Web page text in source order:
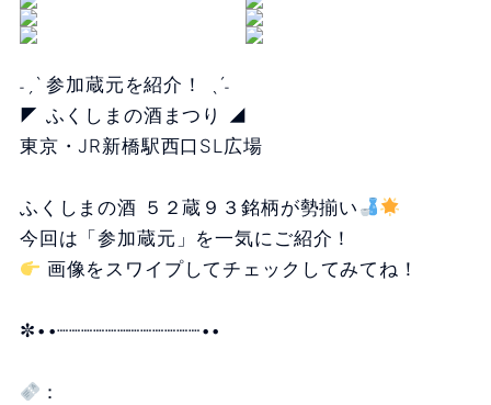
˗ˏˋ 参加蔵元を紹介！ ˎˊ˗
◤ ふくしまの酒まつり ◢
東京・JR新橋駅西口SL広場
ふくしまの酒 ５２蔵９３銘柄が勢揃い
今回は「参加蔵元」を一気にご紹介！
画像をスワイプしてチェックしてみてね！
✼••┈┈┈┈┈┈┈┈┈┈┈┈••
：